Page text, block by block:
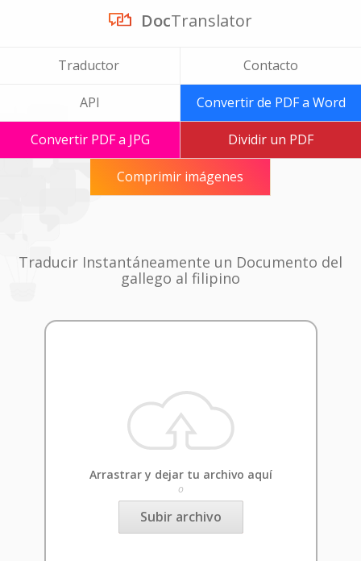
DocTranslator
Traductor Contacto
API Convertir de PDF a Word
Convertir PDF a JPG Dividir un PDF
Comprimir imágenes
Traducir Instantáneamente un Documento del
gallego al filipino
Arrastrar y dejar tu archivo aquí
o
Subir archivo